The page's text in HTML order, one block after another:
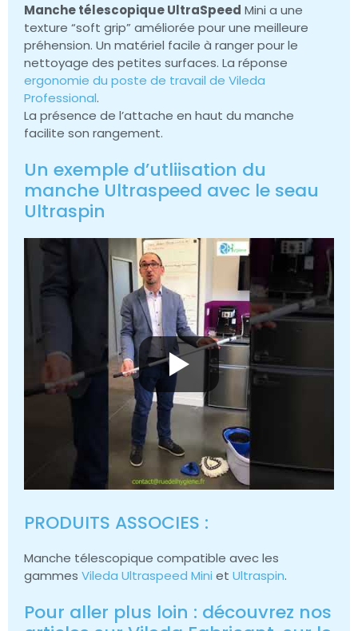
Manche télescopique UltraSpeed Mini a une
texture “soft grip” améliorée pour une meilleure
préhension. Un matériel facile à ranger pour le
nettoyage des petites surfaces. La réponse
ergonomie du poste de travail de Vileda
Professional.
La présence de l’attache en haut du manche
facilite son rangement.
Un exemple d’utliisation du
manche Ultraspeed avec le seau
Ultraspin
PRODUITS ASSOCIES :
Manche télescopique compatible avec les
gammes Vileda Ultraspeed Mini et Ultraspin.
Pour aller plus loin : découvrez nos